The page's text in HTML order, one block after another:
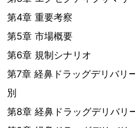
第4章 重要考察
第5章 市場概要
第6章 規制シナリオ
第7章 経鼻ドラッグデリバリ
別
第8章 経鼻ドラッグデリバリ